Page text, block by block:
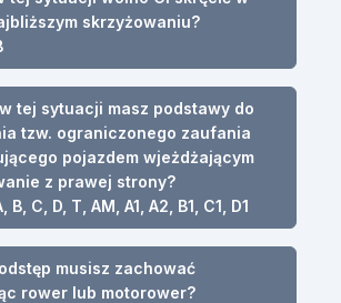
skrzyżowaniu?
tej sytuacji masz podstawy do
tzw. ograniczonego zaufania
pojazdem wjeżdżającym
z prawej strony?
C, D, T, AM, A1, A2, B1, C1, D1
musisz zachować
rower lub motorower?